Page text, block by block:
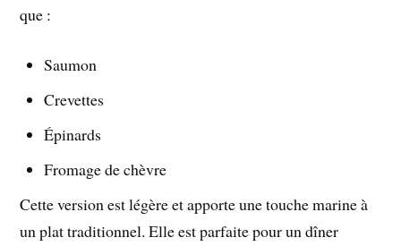
que :
Saumon
Crevettes
Épinards
Fromage de chèvre
Cette version est légère et apporte une touche marine à
un plat traditionnel. Elle est parfaite pour un dîner